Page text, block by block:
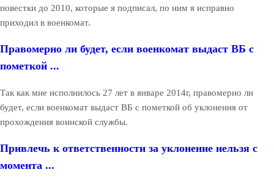
повестки до 2010, которые я подписал, по ним я исправно
приходил в военкомат.
Правомерно ли будет, если военкомат выдаст ВБ с
пометкой ...
Так как мне исполнилось 27 лет в январе 2014г, правомерно ли
будет, если военкомат выдаст ВБ с пометкой об уклонения от
прохождения воинской службы.
Привлечь к ответственности за уклонение нельзя с
момента ...